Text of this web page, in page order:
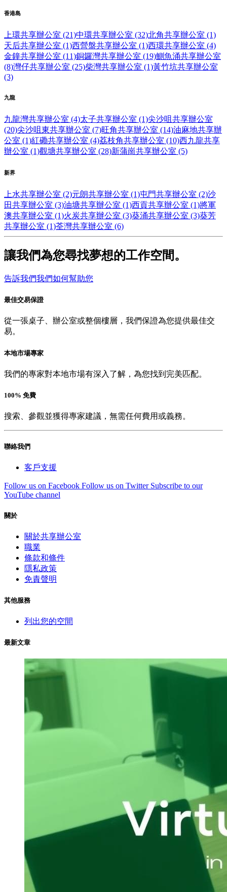
香港島
上環共享辦公室 (21)中環共享辦公室 (32)北角共享辦公室 (1)
天后共享辦公室 (1)西營盤共享辦公室 (1)西環共享辦公室 (4)
金鐘共享辦公室 (11)銅鑼灣共享辦公室 (19)鰂魚涌共享辦公室
(8)灣仔共享辦公室 (25)柴灣共享辦公室 (1)黃竹坑共享辦公室
(3)
九龍
九龍灣共享辦公室 (4)太子共享辦公室 (1)尖沙咀共享辦公室
(20)尖沙咀東共享辦公室 (7)旺角共享辦公室 (14)油麻地共享辦
公室 (1)紅磡共享辦公室 (4)荔枝角共享辦公室 (10)西九龍共享
辦公室 (1)觀塘共享辦公室 (28)新蒲崗共享辦公室 (5)
新界
上水共享辦公室 (2)元朗共享辦公室 (1)屯門共享辦公室 (2)沙
田共享辦公室 (3)油塘共享辦公室 (1)西貢共享辦公室 (1)將軍
澳共享辦公室 (1)火炭共享辦公室 (3)葵涌共享辦公室 (3)葵芳
共享辦公室 (1)荃灣共享辦公室 (6)
讓我們為您尋找夢想的工作空間。
告訴我們我們如何幫助您
最佳交易保證
從一張桌子、辦公室或整個樓層，我們保證為您提供最佳交
易。
本地市場專家
我們的專家對本地市場有深入了解，為您找到完美匹配。
100% 免費
搜索、參觀並獲得專家建議，無需任何費用或義務。
聯絡我們
客戶支援
Follow us on Facebook Follow us on Twitter Subscribe to our
YouTube channel
關於
關於共享辦公室
職業
條款和條件
隱私政策
免責聲明
其他服務
列出您的空間
最新文章